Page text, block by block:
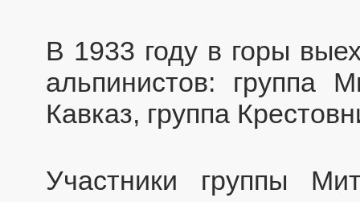
В 1933 году в горы
альпинистов: группа
Кавказ, группа
Участники группы